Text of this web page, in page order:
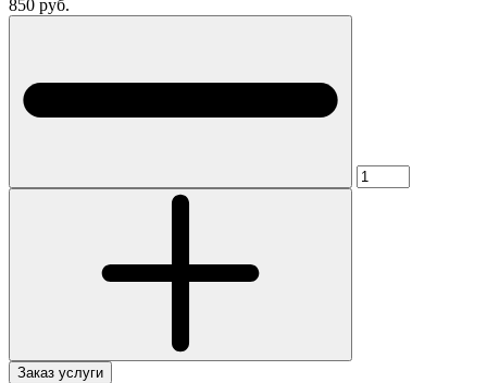
850 руб.
Заказ услуги